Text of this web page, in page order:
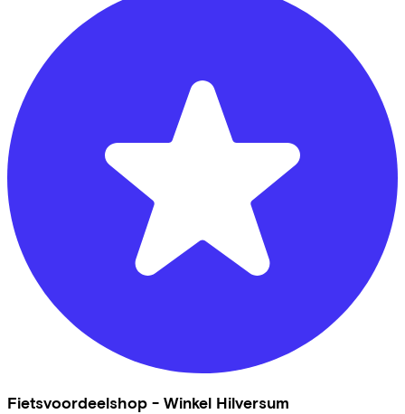
Fietsvoordeelshop - Winkel Hilversum